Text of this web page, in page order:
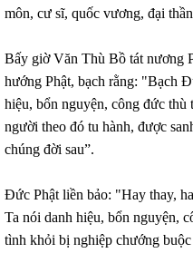
môn, cư sĩ, quốc vương, đại
Bấy giờ Văn Thù Bồ tát nương
hướng Phật, bạch rằng: "Bạch
hiệu, bổn nguyện, công đức thù
người theo đó tu hành, được
chúng đời sau”.
Đức Phật liền bảo: "Hay thay,
Ta nói danh hiệu, bổn nguyện,
tình khỏi bị nghiệp chướng